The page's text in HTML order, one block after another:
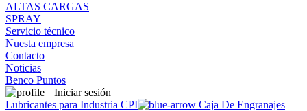
ALTAS CARGAS
SPRAY
Servicio técnico
Nuesta empresa
Contacto
Noticias
Benco Puntos
Iniciar sesión
Lubricantes para Industria CPI
Caja De Engranajes